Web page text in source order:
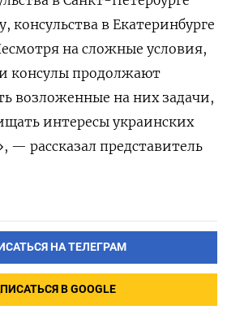
консульства в Екатеринбурге
на сложные условия,
консулы продолжают
возложенные на них задачи,
интересы украинских
— рассказал представитель
НА ТЕЛЕГРАМ
В GOOGLE